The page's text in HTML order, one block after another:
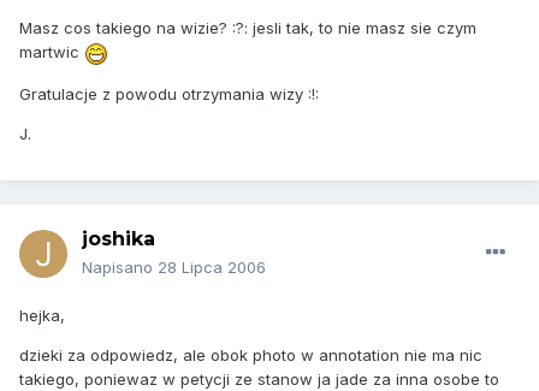
Masz cos takiego na wizie? :?: jesli tak, to nie masz sie czym
martwic
Gratulacje z powodu otrzymania wizy :!:
J.
joshika
Napisano 28 Lipca 2006
hejka,
dzieki za odpowiedz, ale obok photo w annotation nie ma nic
takiego, poniewaz w petycji ze stanow ja jade za inna osobe to